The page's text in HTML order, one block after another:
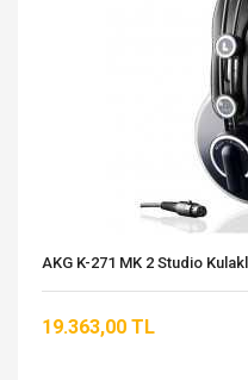
AKG K-271 MK 2 Studio
19.363,00 TL